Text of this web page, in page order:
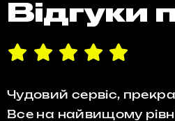
Відгуки
Чудовий сервіс,
Все на найвищому